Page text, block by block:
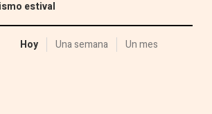
estival
Hoy Una semana Un mes